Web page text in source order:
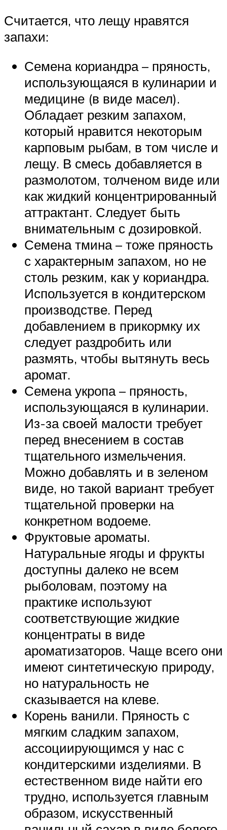
Считается, что лещу нравятся
запахи:
Семена кориандра – пряность,
использующаяся в кулинарии и
медицине (в виде масел).
Обладает резким запахом,
который нравится некоторым
карповым рыбам, в том числе и
лещу. В смесь добавляется в
размолотом, толченом виде или
как жидкий концентрированный
аттрактант. Следует быть
внимательным с дозировкой.
Семена тмина – тоже пряность
с характерным запахом, но не
столь резким, как у кориандра.
Используется в кондитерском
производстве. Перед
добавлением в прикормку их
следует раздробить или
размять, чтобы вытянуть весь
аромат.
Семена укропа – пряность,
использующаяся в кулинарии.
Из-за своей малости требует
перед внесением в состав
тщательного измельчения.
Можно добавлять и в зеленом
виде, но такой вариант требует
тщательной проверки на
конкретном водоеме.
Фруктовые ароматы.
Натуральные ягоды и фрукты
доступны далеко не всем
рыболовам, поэтому на
практике используют
соответствующие жидкие
концентраты в виде
ароматизаторов. Чаще всего они
имеют синтетическую природу,
но натуральность не
сказывается на клеве.
Корень ванили. Пряность с
мягким сладким запахом,
ассоциирующимся у нас с
кондитерскими изделиями. В
естественном виде найти его
трудно, используется главным
образом, искусственный